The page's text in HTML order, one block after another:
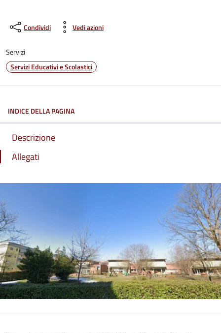
Condividi Vedi azioni
Servizi
Servizi Educativi e Scolastici
INDICE DELLA PAGINA
Descrizione
Allegati